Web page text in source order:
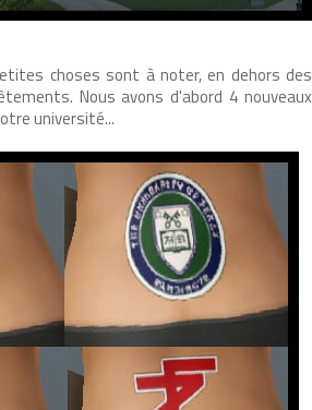
choses sont à noter, en dehors des
Nous avons d'abord 4 nouveaux
université...